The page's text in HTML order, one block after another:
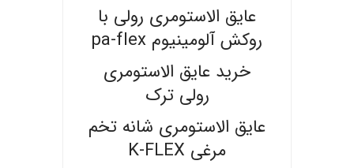
عایق الاستومری رولی با
روکش آلومینیوم pa-flex
خرید عایق الاستومری
رولی ترک
عایق الاستومری شانه تخم
مرغی K-FLEX